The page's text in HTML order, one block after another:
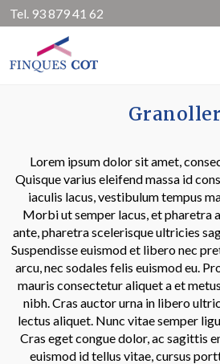
Tel. 93 879 41 62
Lorem ipsum dolor sit amet,
Quisque varius eleifend massa id
iaculis lacus, vestibulum tempus
Morbi ut semper lacus, et pharetra
ante, pharetra scelerisque ultricies
Suspendisse euismod et libero nec
arcu, nec sodales felis euismod eu.
mauris consectetur aliquet a et
nibh. Cras auctor urna in libero
lectus aliquet. Nunc vitae semper
Cras eget congue dolor, ac sagittis
euismod id tellus vitae, cursus